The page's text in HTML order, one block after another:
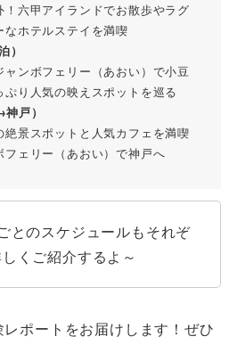
！六甲アイランドでお散歩やラグ
なホテルステイを満喫
）
ャンボフェリー（あおい）で小豆
ぷり人気の映えスポットを巡る
戸）
絶景スポットと人気カフェを満喫
フェリー（あおい）で神戸へ
とのスケジュールもそれぞ
くご紹介するよ～
ポートをお届けします！ぜひ